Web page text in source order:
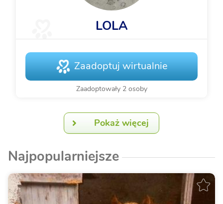
LOLA
Zaadoptuj wirtualnie
Zaadoptowały 2 osoby
Pokaż więcej
Najpopularniejsze